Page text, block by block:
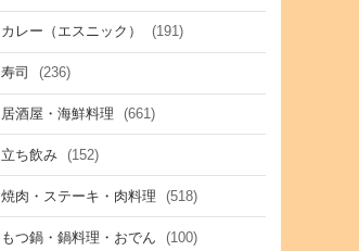
カレー（エスニック） (191)
寿司 (236)
居酒屋・海鮮料理 (661)
立ち飲み (152)
焼肉・ステーキ・肉料理 (518)
もつ鍋・鍋料理・おでん (100)